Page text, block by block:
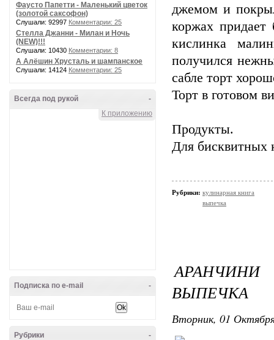
Фаусто Папетти - Маленький цветок
(золотой саксофон)
Слушали: 92997 Комментарии: 25
Стелла Джанни - Милан и Ночь
(NEW)!!!
Слушали: 10430 Комментарии: 8
А Алёшин Хрусталь и шампанское
Слушали: 14124 Комментарии: 25
-
Всегда под рукой
К приложению
-
Подписка по e-mail
-
Рубрики
джемом и
коржах придает
кислинка
получился
сабле торт
Торт в готовом
Продукты.
Для бисквитных
Рубрики: кулинарная книга
выпечка
ВЫПЕЧКА
Вторник, 01